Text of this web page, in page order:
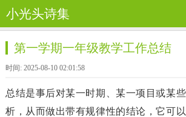
小光头诗集
第一学期一年级教学工作总结
时间: 2025-08-10 02:01:58
总结是事后对某一时期、某一项目或某
析，从而做出带有规律性的结论，它可